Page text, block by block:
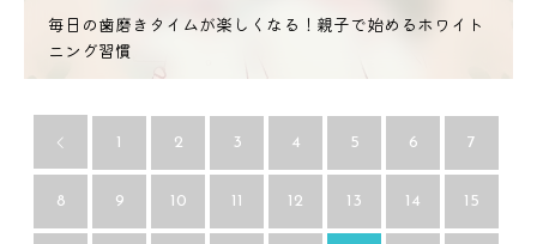
毎日の歯磨きタイムが楽しくなる！親子で始めるホワイト
ニング習慣
1 2 3 4 5 6 7
8 9 10 11 12 13 14 15